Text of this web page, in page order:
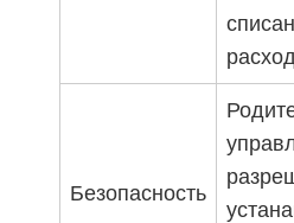
Безопасность